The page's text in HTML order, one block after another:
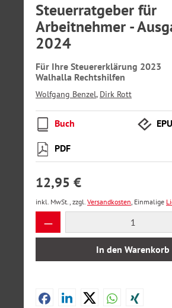
Steuerratgeber für
Arbeitnehmer -
2024
Für Ihre Steuererklärung 2023
Walhalla Rechtshilfen
Wolfgang Benzel, Dirk Rott
Buch
PDF
12,95 €
inkl. MwSt., zzgl. Versandkosten, Einmalige
Produkt Anzahl: Gib
In den Warenkorb